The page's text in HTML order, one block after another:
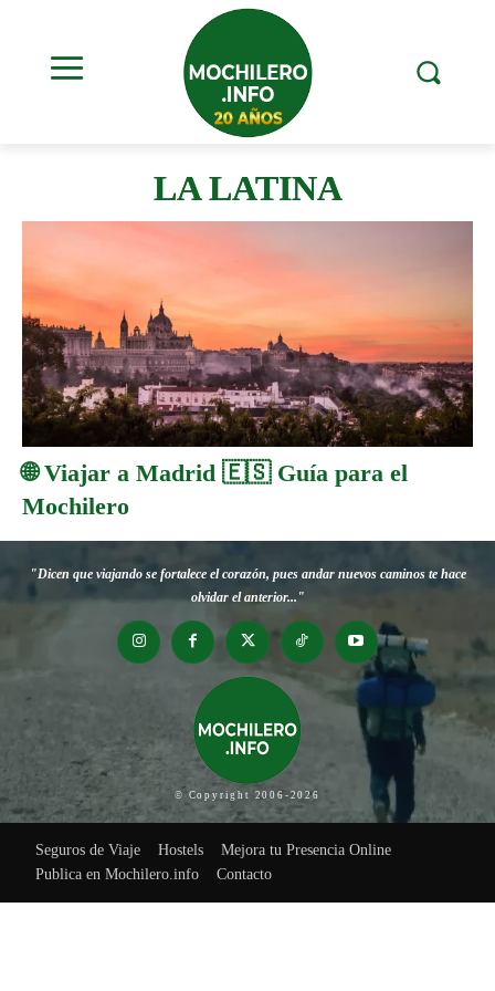
LA LATINA
🌐 Viajar a Madrid 🇪🇸 Guía para el
Mochilero
"Dicen que viajando se fortalece el corazón, pues andar nuevos caminos te hace
olvidar el anterior..."
© Copyright 2006-2026
Seguros de Viaje Hostels
Mejora tu Presencia Online
Publica en Mochilero.info
Contacto